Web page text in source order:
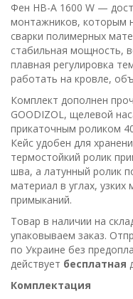
Фен HB-A 1600 W —
монтажников, которым
сварки полимерных
стабильная мощность,
плавная регулировка
работать на кровле,
Комплект дополнен
GOODIZOL, щелевой
прикаточным роликом
Кейс удобен для
термостойкий ролик
шва, а латунный ролик
материал в углах,
примыканий.
Товар в наличии на
упаковываем заказ.
по Украине без
действует бесплатная
Комплектация